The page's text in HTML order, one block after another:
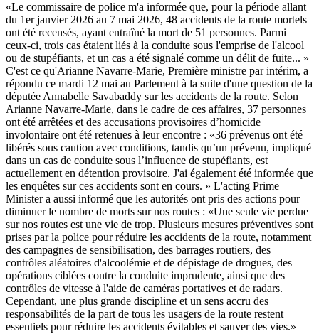
«Le commissaire de police m'a informée que, pour la période allant
du 1er janvier 2026 au 7 mai 2026, 48 accidents de la route mortels
ont été recensés, ayant entraîné la mort de 51 personnes. Parmi
ceux-ci, trois cas étaient liés à la conduite sous l'emprise de l'alcool
ou de stupéfiants, et un cas a été signalé comme un délit de fuite... »
C'est ce qu'Arianne Navarre-Marie, Première ministre par intérim, a
répondu ce mardi 12 mai au Parlement à la suite d'une question de la
députée Annabelle Savabaddy sur les accidents de la route. Selon
Arianne Navarre-Marie, dans le cadre de ces affaires, 37 personnes
ont été arrêtées et des accusations provisoires d’homicide
involontaire ont été retenues à leur encontre : «36 prévenus ont été
libérés sous caution avec conditions, tandis qu’un prévenu, impliqué
dans un cas de conduite sous l’influence de stupéfiants, est
actuellement en détention provisoire. J'ai également été informée que
les enquêtes sur ces accidents sont en cours. » L'acting Prime
Minister a aussi informé que les autorités ont pris des actions pour
diminuer le nombre de morts sur nos routes : «Une seule vie perdue
sur nos routes est une vie de trop. Plusieurs mesures préventives sont
prises par la police pour réduire les accidents de la route, notamment
des campagnes de sensibilisation, des barrages routiers, des
contrôles aléatoires d'alcoolémie et de dépistage de drogues, des
opérations ciblées contre la conduite imprudente, ainsi que des
contrôles de vitesse à l'aide de caméras portatives et de radars.
Cependant, une plus grande discipline et un sens accru des
responsabilités de la part de tous les usagers de la route restent
essentiels pour réduire les accidents évitables et sauver des vies.»